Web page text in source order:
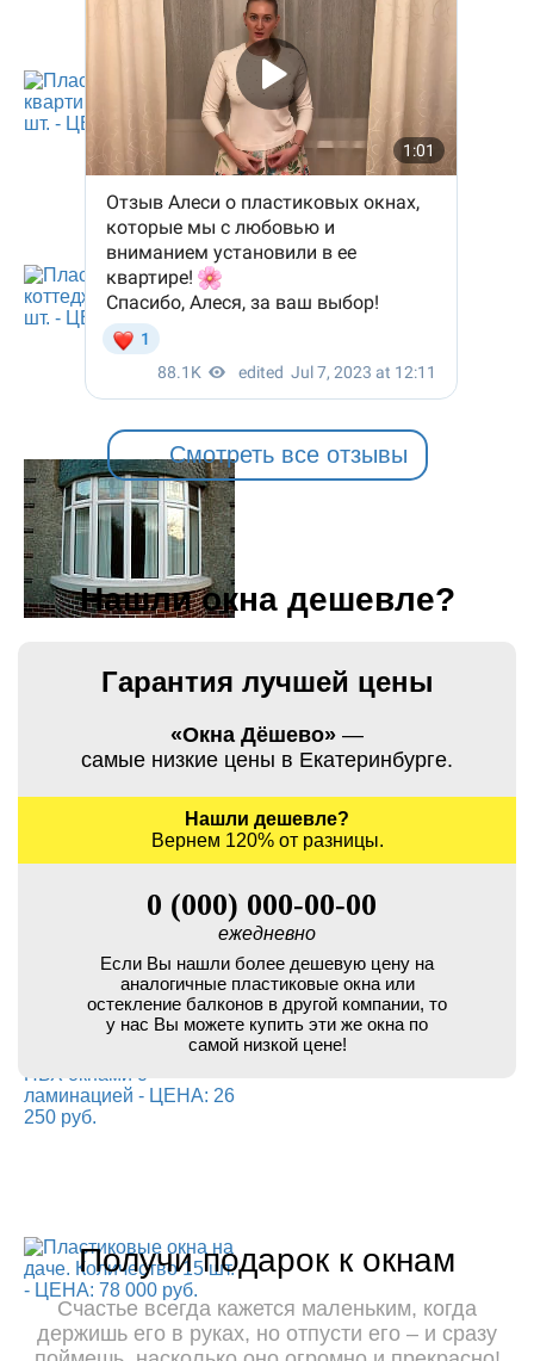
Смотреть все отзывы
Нашли окна дешевле?
Гарантия лучшей цены
«Окна Дёшево» —
самые низкие цены в Екатеринбурге.
Нашли дешевле?
Вернем 120% от разницы.
0 (000) 000-00-00
ежедневно
Если Вы нашли более дешевую цену на
аналогичные пластиковые окна или
остекление балконов в другой компании, то
у нас Вы можете купить эти же окна по
самой низкой цене!
Получи подарок к окнам
Счастье всегда кажется маленьким, когда
держишь его в руках, но отпусти его – и сразу